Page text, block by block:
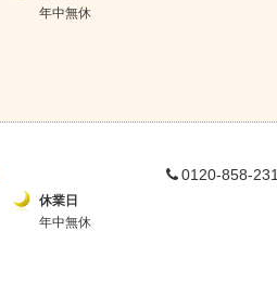
年中無休
0120-858-231
休業日
年中無休